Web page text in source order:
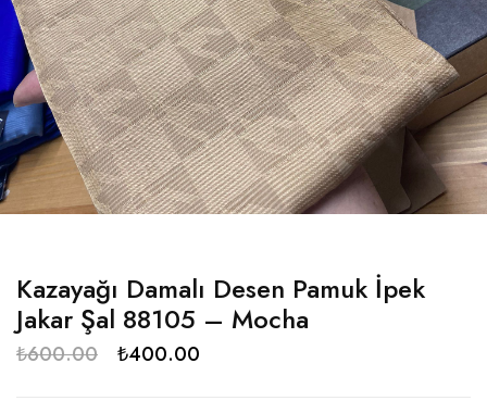
Kazayağı Damalı Desen Pamuk İpek
Jakar Şal 88105 – Mocha
₺600.00 ₺400.00